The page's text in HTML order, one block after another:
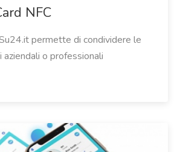
NFC
permette di condividere le
aziendali o professionali